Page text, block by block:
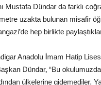
Mustafa Dündar da farklı
uzakta bulunan misafir
hep birlikte
Anadolu İmam Hatip
Dündar, “Bu
ülkelerine gidemediler.